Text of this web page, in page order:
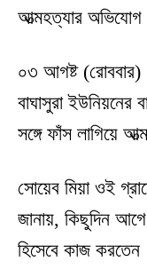
আত্মহত্যার অভিযোগ
০৩ আগষ্ট (রোববার)
বাঘাসুরা ইউনিয়নের
সঙ্গে ফাঁস লাগিয়ে
সোয়েব মিয়া ওই
জানায়, কিছুদিন আগে
হিসেবে কাজ